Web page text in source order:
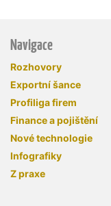
Navigace
Rozhovory
Exportní šance
Profiliga firem
Finance a pojištění
Nové technologie
Infografiky
Z praxe